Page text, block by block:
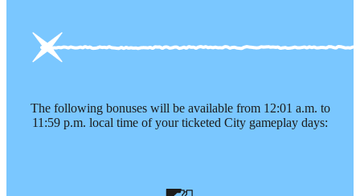
The following bonuses will be available from 12:01 a.m. to
11:59 p.m. local time of your ticketed City gameplay days: